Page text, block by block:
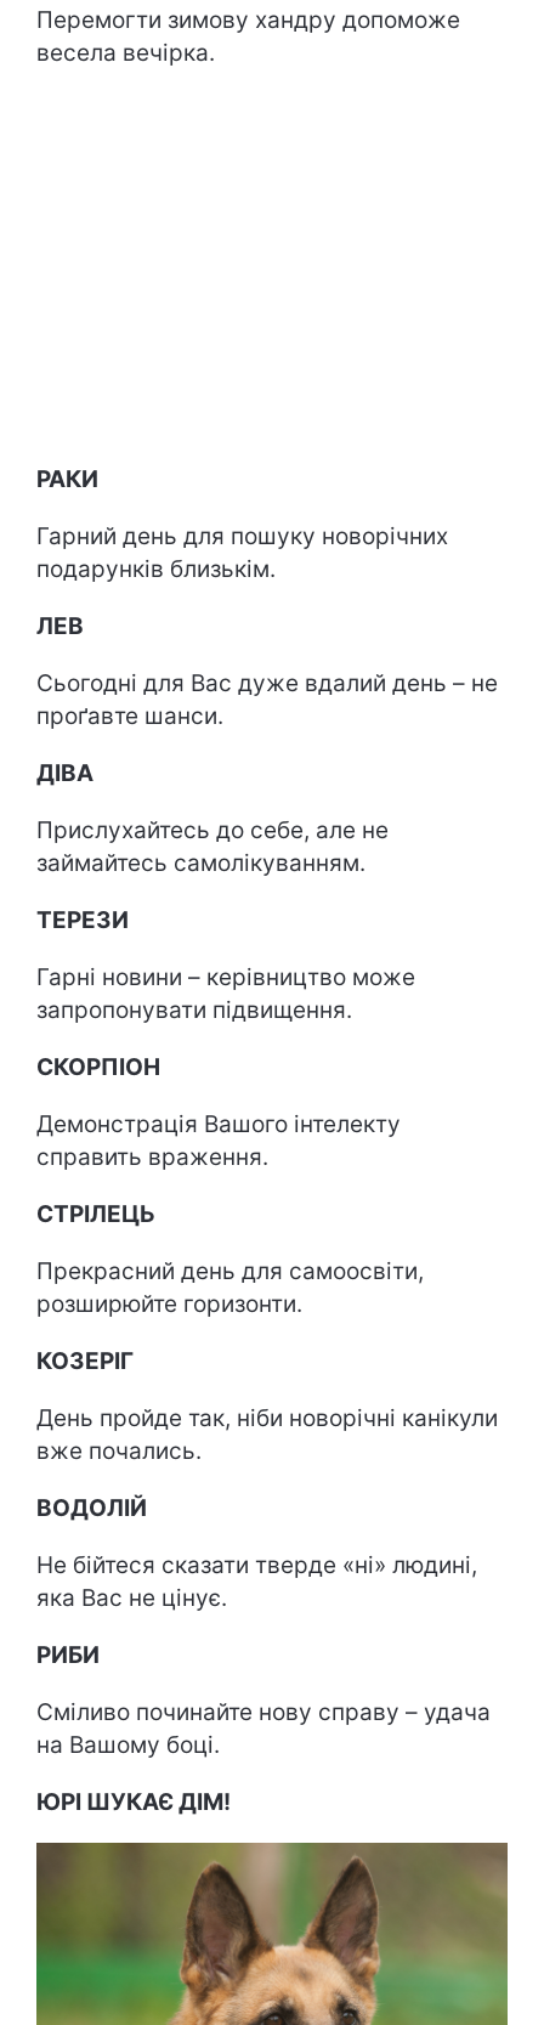
Перемогти зимову хандру допоможе
весела вечірка.
РАКИ
Гарний день для пошуку новорічних
подарунків близькім.
ЛЕВ
Сьогодні для Вас дуже вдалий день – не
проґавте шанси.
ДІВА
Прислухайтесь до себе, але не
займайтесь самолікуванням.
ТЕРЕЗИ
Гарні новини – керівництво може
запропонувати підвищення.
СКОРПІОН
Демонстрація Вашого інтелекту
справить враження.
СТРІЛЕЦЬ
Прекрасний день для самоосвіти,
розширюйте горизонти.
КОЗЕРІГ
День пройде так, ніби новорічні канікули
вже почались.
ВОДОЛІЙ
Не бійтеся сказати тверде «ні» людині,
яка Вас не цінує.
РИБИ
Сміливо починайте нову справу – удача
на Вашому боці.
ЮРІ ШУКАЄ ДІМ!